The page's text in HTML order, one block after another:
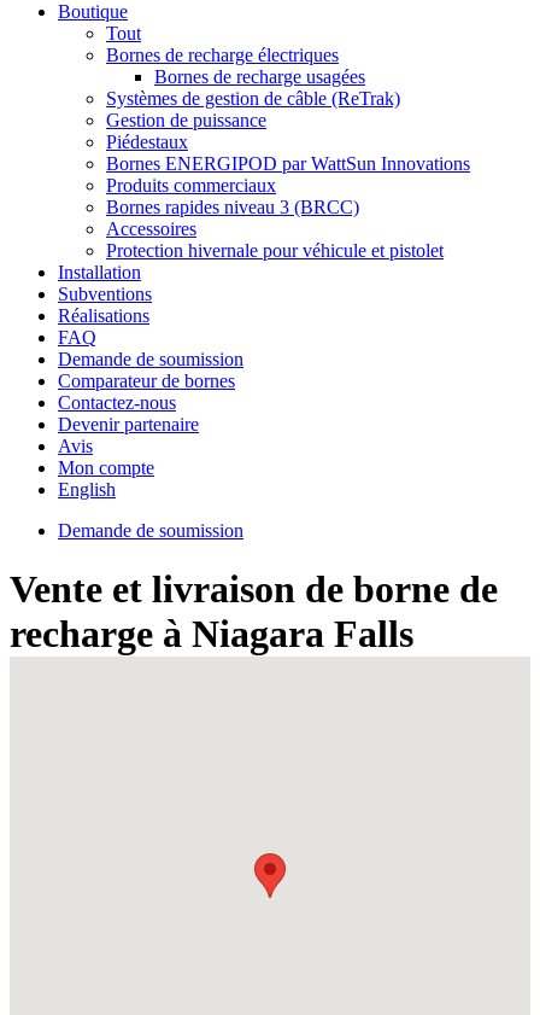
Boutique
Tout
Bornes de recharge électriques
Bornes de recharge usagées
Systèmes de gestion de câble (ReTrak)
Gestion de puissance
Piédestaux
Bornes ENERGIPOD par WattSun Innovations
Produits commerciaux
Bornes rapides niveau 3 (BRCC)
Accessoires
Protection hivernale pour véhicule et pistolet
Installation
Subventions
Réalisations
FAQ
Demande de soumission
Comparateur de bornes
Contactez-nous
Devenir partenaire
Avis
Mon compte
English
Demande de soumission
Vente et livraison de borne de
recharge à Niagara Falls